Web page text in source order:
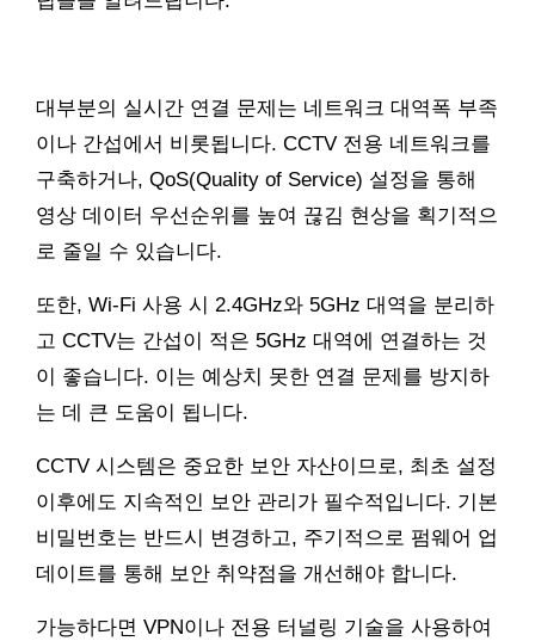
대부분의 실시간 연결 문제는 네트워크 대역폭 부족
이나 간섭에서 비롯됩니다. CCTV 전용 네트워크를
구축하거나, QoS(Quality of Service) 설정을 통해
영상 데이터 우선순위를 높여 끊김 현상을 획기적으
로 줄일 수 있습니다.
또한, Wi-Fi 사용 시 2.4GHz와 5GHz 대역을 분리하
고 CCTV는 간섭이 적은 5GHz 대역에 연결하는 것
이 좋습니다. 이는 예상치 못한 연결 문제를 방지하
는 데 큰 도움이 됩니다.
CCTV 시스템은 중요한 보안 자산이므로, 최초 설정
이후에도 지속적인 보안 관리가 필수적입니다. 기본
비밀번호는 반드시 변경하고, 주기적으로 펌웨어 업
데이트를 통해 보안 취약점을 개선해야 합니다.
가능하다면 VPN이나 전용 터널링 기술을 사용하여